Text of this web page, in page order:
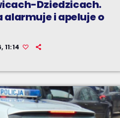
Dziedzicach.
alarmuje i apeluje o
11:14